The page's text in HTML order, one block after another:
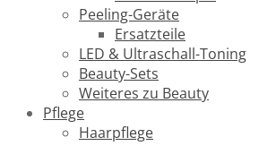
Peeling-Geräte
Ersatzteile
LED & Ultraschall-Toning
Beauty-Sets
Weiteres zu Beauty
Pflege
Haarpflege